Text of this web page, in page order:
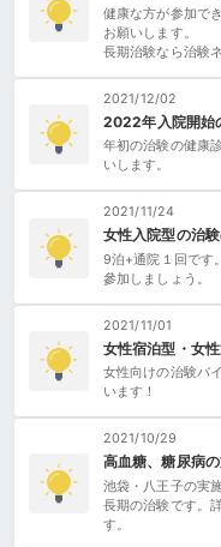
健康な方が参加で
お願いします。
長期治験なら治験
2021/12/02
2022年入院開始
年初の治験の健康
いします。
2021/11/24
女性入院型の治
9泊+通院１回です
參加しましょう。
2021/11/01
女性宿泊型・女
女性向けの治験バ
います！
2021/10/29
高血糖、糖尿病
池袋・八王子の実
長期の治験です。
す。